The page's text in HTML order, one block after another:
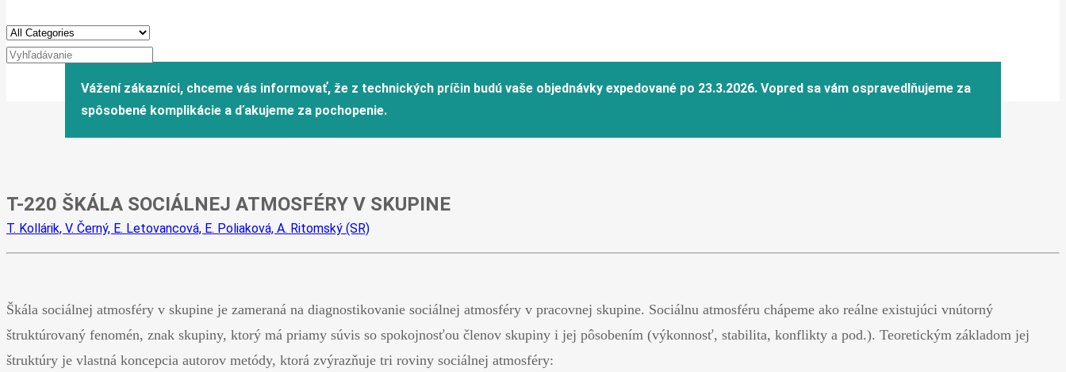
T-220 ŠKÁLA SOCIÁLNEJ ATMOSFÉRY V SKUPINE
T. Kollárik, V. Černý, E. Letovancová, E. Poliaková, A. Ritomský (SR)
Škála sociálnej atmosféry v skupine je zameraná na diagnostikovanie sociálnej atmosféry v pracovnej skupine. Sociálnu atmosféru chápeme ako reálne existujúci vnútorný
štruktúrovaný fenomén, znak skupiny, ktorý má priamy súvis so spokojnosťou členov skupiny i jej pôsobením (výkonnosť, stabilita, konflikty a pod.). Teoretickým základom jej
štruktúry je vlastná koncepcia autorov metódy, ktorá zvýrazňuje tri roviny sociálnej atmosféry: